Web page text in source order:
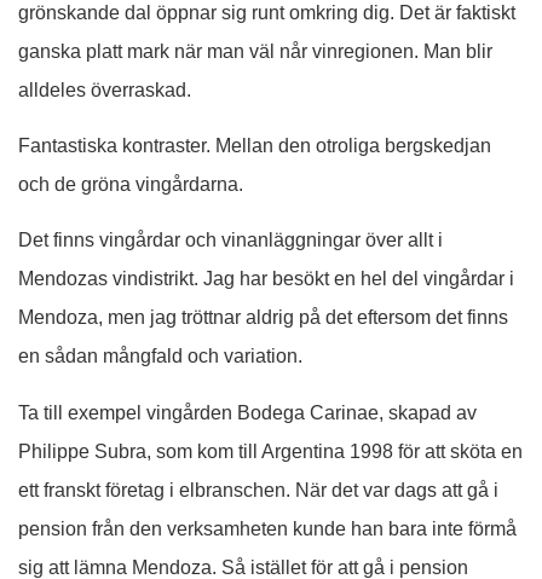
grönskande dal öppnar sig runt omkring dig. Det är faktiskt
ganska platt mark när man väl når vinregionen. Man blir
alldeles överraskad.
Fantastiska kontraster. Mellan den otroliga bergskedjan
och de gröna vingårdarna.
Det finns vingårdar och vinanläggningar över allt i
Mendozas vindistrikt. Jag har besökt en hel del vingårdar i
Mendoza, men jag tröttnar aldrig på det eftersom det finns
en sådan mångfald och variation.
Ta till exempel vingården Bodega Carinae, skapad av
Philippe Subra, som kom till Argentina 1998 för att sköta en
ett franskt företag i elbranschen. När det var dags att gå i
pension från den verksamheten kunde han bara inte förmå
sig att lämna Mendoza. Så istället för att gå i pension